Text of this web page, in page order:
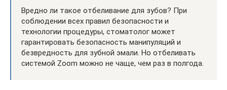
Вредно ли такое отбеливание для зубов? При
соблюдении всех правил безопасности и
технологии процедуры, стоматолог может
гарантировать безопасность манипуляций и
безвредность для зубной эмали. Но отбеливать
системой Zoom можно не чаще, чем раз в полгода.